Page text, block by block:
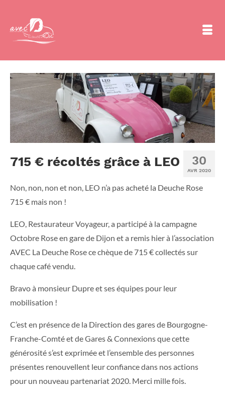
30
AVR 2020
715 € récoltés grâce à LEO
Non, non, non et non, LEO n’a pas acheté la Deuche Rose
715 € mais non !
LEO, Restaurateur Voyageur, a participé à la campagne
Octobre Rose en gare de Dijon et a remis hier à l’association
AVEC La Deuche Rose ce chèque de 715 € collectés sur
chaque café vendu.
Bravo à monsieur Dupre et ses équipes pour leur
mobilisation !
C’est en présence de la Direction des gares de Bourgogne-
Franche-Comté et de Gares & Connexions que cette
générosité s’est exprimée et l’ensemble des personnes
présentes renouvellent leur confiance dans nos actions
pour un nouveau partenariat 2020. Merci mille fois.